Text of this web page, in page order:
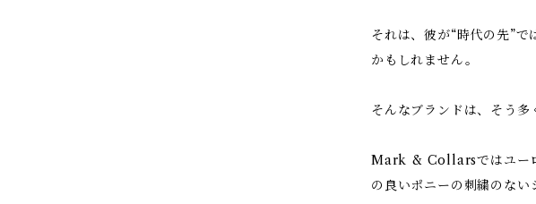
それは、彼が“時代の先”
かもしれません。
そんなブランドは、そう
Mark & Collarsではユー
の良いポニーの刺繍のな